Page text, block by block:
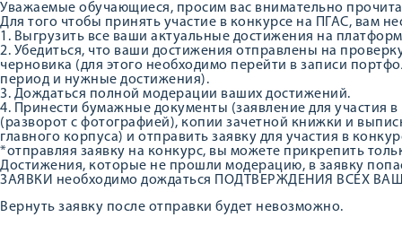
Уважаемые обучающиеся, просим вас внимательно
Для того чтобы принять участие в конкурсе на ПГАС, вам
1. Выгрузить все ваши актуальные достижения на
2. Убедиться, что ваши достижения отправлены на
черновика (для этого необходимо перейти в записи
период и нужные достижения).
3. Дождаться полной модерации ваших достижений.
4. Принести бумажные документы (заявление для участия
(разворот с фотографией), копии зачетной книжки и
главного корпуса) и отправить заявку для участия в
*отправляя заявку на конкурс, вы можете прикрепить
Достижения, которые не прошли модерацию, в заявку
ЗАЯВКИ необходимо дождаться ПОДТВЕРЖДЕНИЯ ВСЕХ
Вернуть заявку после отправки будет невозможно.